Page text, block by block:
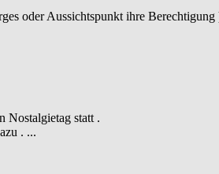
oder Aussichtspunkt ihre Berechtigung
Nostalgietag statt .
. ...